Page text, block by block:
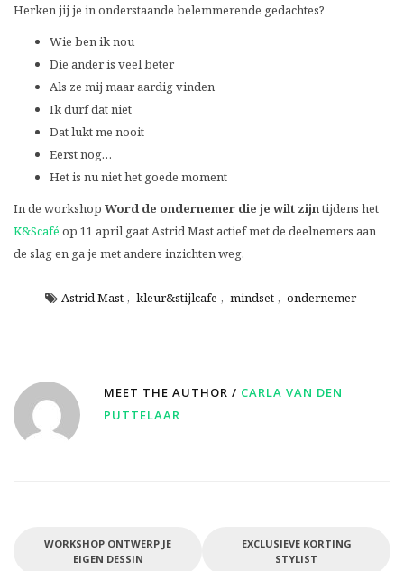
Herken jij je in onderstaande belemmerende gedachtes?
Wie ben ik nou
Die ander is veel beter
Als ze mij maar aardig vinden
Ik durf dat niet
Dat lukt me nooit
Eerst nog…
Het is nu niet het goede moment
In de workshop Word de ondernemer die je wilt zijntijdens het
K&Scafé op 11 april gaat Astrid Mast actief met de deelnemers aan
de slag en ga je met andere inzichten weg.
Astrid Mast , kleur&stijlcafe , mindset , ondernemer
MEET THE AUTHOR / CARLA VAN DEN
PUTTELAAR
WORKSHOP ONTWERP JE
EIGEN DESSIN
EXCLUSIEVE KORTING
STYLIST